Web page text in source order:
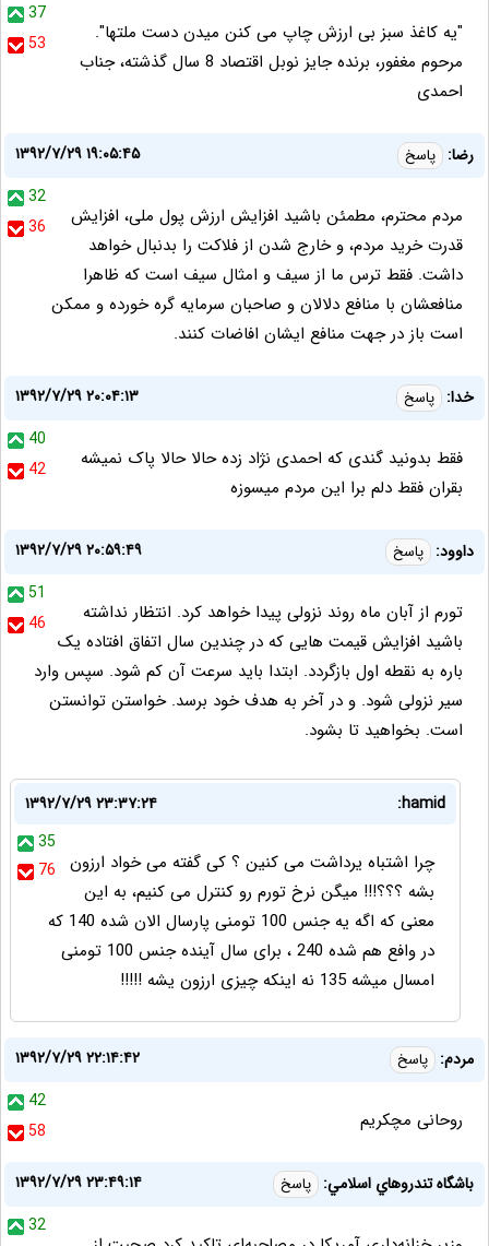
37
53
"یه کاغذ سبز بی ارزش چاپ می کنن میدن دست ملتها".
مرحوم مغفور، برنده جایز نوبل اقتصاد 8 سال گذشته، جناب
احمدی
رضا: پاسخ
۱۳۹۲/۷/۲۹ ۱۹:۰۵:۴۵
32
36
مردم محترم، مطمئن باشید افزایش ارزش پول ملی، افزایش
قدرت خرید مردم، و خارج شدن از فلاکت را بدنبال خواهد
داشت. فقط ترس ما از سیف و امثال سیف است که ظاهرا
منافعشان با منافع دلالان و صاحبان سرمایه گره خورده و ممکن
است باز در جهت منافع ایشان افاضات کنند.
خدا: پاسخ
۱۳۹۲/۷/۲۹ ۲۰:۰۴:۱۳
40
42
فقط بدونید گندی که احمدی نژاد زده حالا حالا پاک نمیشه
بقران فقط دلم برا این مردم میسوزه
داوود: پاسخ
۱۳۹۲/۷/۲۹ ۲۰:۵۹:۴۹
51
46
تورم از آبان ماه روند نزولی پیدا خواهد کرد. انتظار نداشته
باشید افزایش قیمت هایی که در چندین سال اتفاق افتاده یک
باره به نقطه اول بازگردد. ابتدا باید سرعت آن کم شود. سپس وارد
سیر نزولی شود. و در آخر به هدف خود برسد. خواستن توانستن
است. بخواهید تا بشود.
hamid:
۱۳۹۲/۷/۲۹ ۲۳:۳۷:۲۴
35
76
چرا اشتباه یرداشت می کنین ؟ کی گفته می خواد ارزون
بشه ؟؟؟!!! میگن نرخ تورم رو کنترل می کنیم، به این
معنی که اگه یه جنس 100 تومنی پارسال الان شده 140 که
در وافع هم شده 240 ، برای سال آینده جنس 100 تومنی
امسال میشه 135 نه اینکه چیزی ارزون یشه !!!!!
مردم: پاسخ
۱۳۹۲/۷/۲۹ ۲۲:۱۴:۴۲
42
58
روحانی مچکریم
باشگاه تندروهاي اسلامي: پاسخ
۱۳۹۲/۷/۲۹ ۲۳:۴۹:۱۴
32